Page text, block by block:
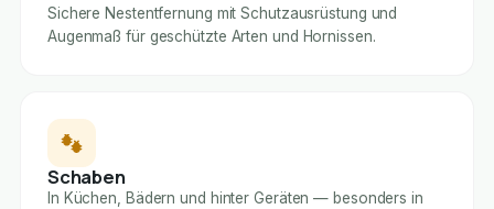
Sichere Nestentfernung mit Schutzausrüstung und
Augenmaß für geschützte Arten und Hornissen.
Schaben
In Küchen, Bädern und hinter Geräten — besonders in